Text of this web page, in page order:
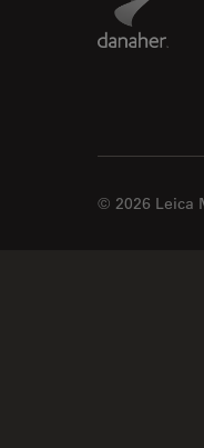
バイオ
バッテ
プリン
ブ
マイクロ
マイク
ライフ
© 2026 Leica